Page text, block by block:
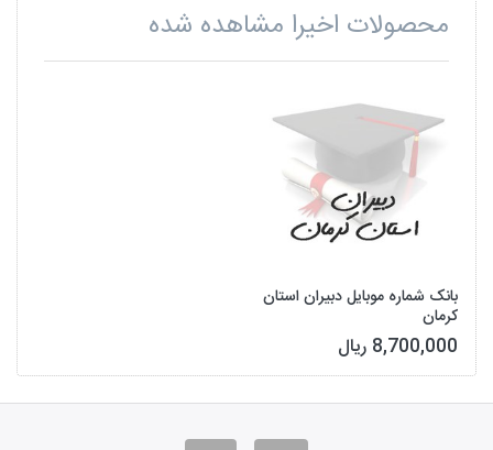
محصولات اخیرا مشاهده شده
بانک شماره موبایل دبیران استان
کرمان
8,700,000 ریال